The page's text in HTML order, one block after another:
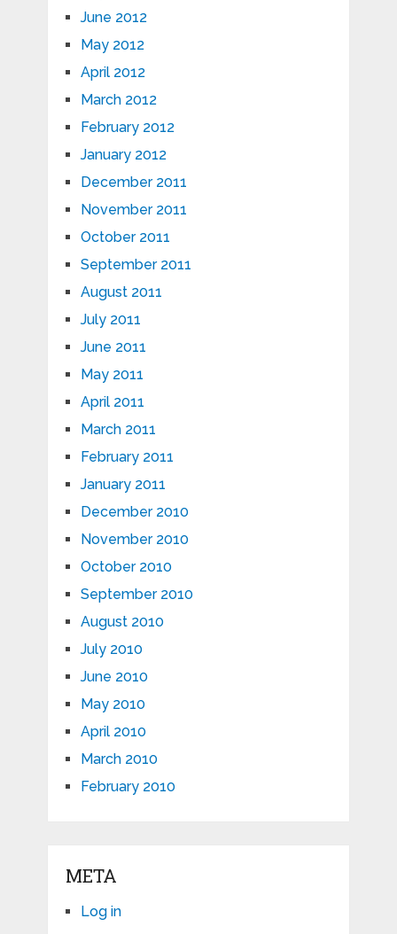
June 2012
May 2012
April 2012
March 2012
February 2012
January 2012
December 2011
November 2011
October 2011
September 2011
August 2011
July 2011
June 2011
May 2011
April 2011
March 2011
February 2011
January 2011
December 2010
November 2010
October 2010
September 2010
August 2010
July 2010
June 2010
May 2010
April 2010
March 2010
February 2010
META
Log in